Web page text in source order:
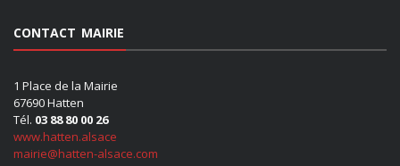
CONTACT MAIRIE
1 Place de la Mairie
67690 Hatten
Tél. 03 88 80 00 26
www.hatten.alsace
mairie@hatten-alsace.com